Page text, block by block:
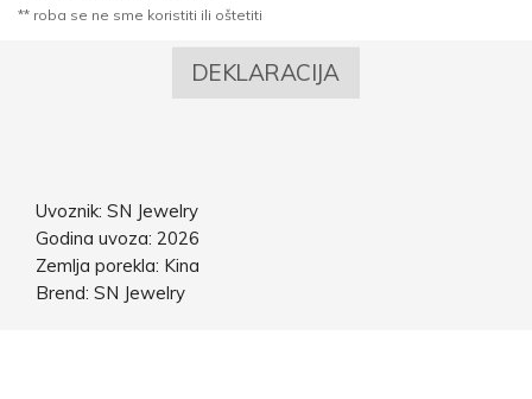
** roba se ne sme koristiti ili oštetiti
DEKLARACIJA
Uvoznik: SN Jewelry
Godina uvoza: 2026
Zemlja porekla: Kina
Brend: SN Jewelry